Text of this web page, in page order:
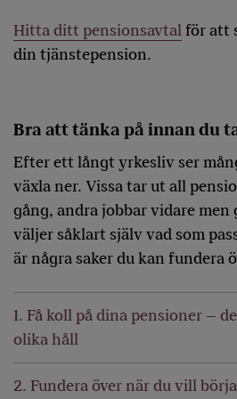
Hitta ditt pensionsavtalför att
din tjänstepension.
Bra att tänka på innan du
Efter ett långt yrkesliv ser
växla ner. Vissa tar ut all
gång, andra jobbar vidare men
väljer såklart själv vad som
är några saker du kan fundera
1. Få koll på dina pensioner –
olika håll
2. Fundera över när du vill